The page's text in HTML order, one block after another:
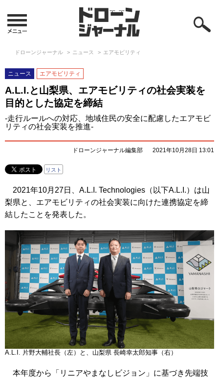
ドローンジャーナル ニュース エアモビリティ
ニュース エアモビリティ
A.L.I.と山梨県、エアモビリティの社会実装を
目的とした協定を締結
-走行ルールへの対応、地域住民の安全に配慮したエアモビ
リティの社会実装を推進-
ドローンジャーナル編集部 2021年10月28日 13:01
リスト
2021年10月27日、A.L.I. Technologies（以下A.L.I.）は山
梨県と、エアモビリティの社会実装に向けた連携協定を締
結したことを発表した。
A.L.I. 片野大輔社長（左）と、山梨県 長崎幸太郎知事（右）
本年度から「リニアやまなしビジョン」に基づき先端技